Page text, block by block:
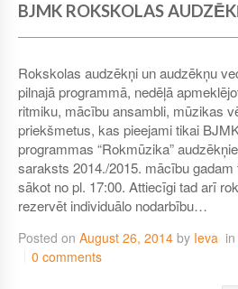
BJMK ROKSKOLAS
Rokskolas audzēkņi un audzēkņu
pilnajā programmā, nedēļā
ritmiku, mācību ansambli, mūzikas
priekšmetus, kas pieejami tikai
programmas “Rokmūzika”
saraksts 2014./2015. mācību
sākot no pl. 17:00. Attiecīgi tad arī
rezervēt individuālo nodarbību…
Posted on August 26, 2014 by Ieva in
0 comments